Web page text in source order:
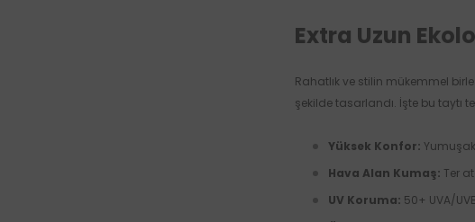
Extra Uzun
Rahatlık ve stilin mükemmel
şekilde tasarlandı. İşte bu taytı
Yüksek Konfor:
Hava Alan Kumaş: Ter
UV Koruma: 50+ UVA/